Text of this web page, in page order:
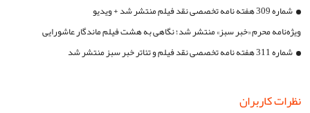
فیلم پست مدرن ایران
شماره 309 هفته نامه تخصصی نقد فیلم منتشر شد + ویدیو
ویژه‌نامه محرم «خبر سبز» منتشر شد؛ نگاهی به هشت فیلم ماندگار عاشورایی
سینمای ایران
شماره 311 هفته نامه تخصصی نقد فیلم و تئاتر خبر سبز منتشر شد
نظرات کاربران